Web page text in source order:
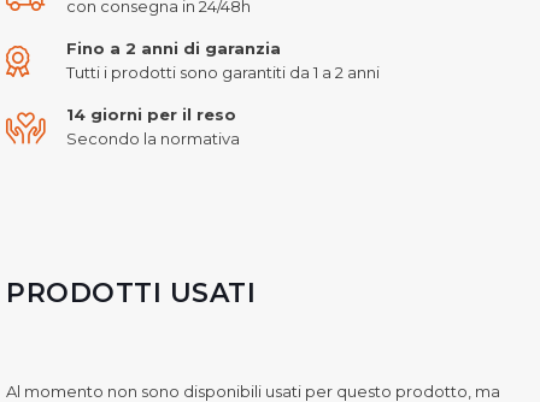
con consegna in 24/48h
Fino a 2 anni di garanzia
Tutti i prodotti sono garantiti da 1 a 2 anni
14 giorni per il reso
Secondo la normativa
PRODOTTI USATI
Al momento non sono disponibili usati per questo prodotto, ma